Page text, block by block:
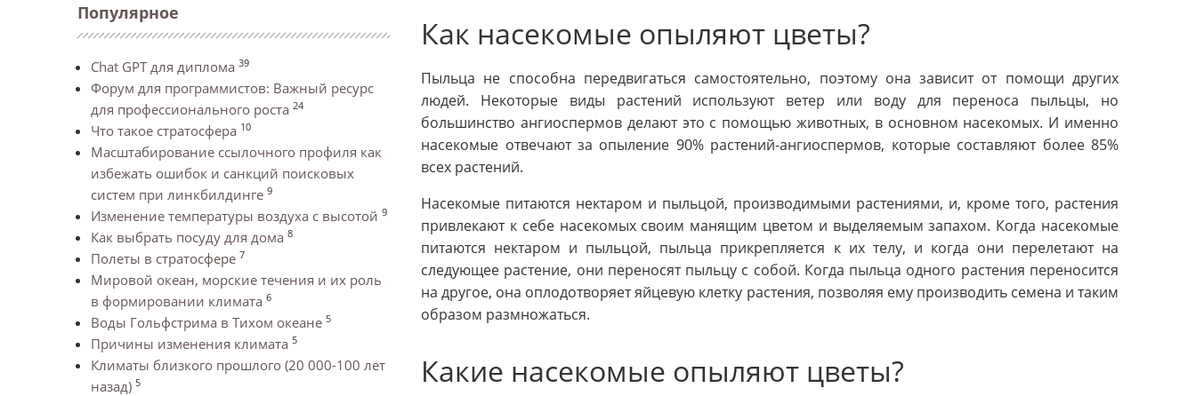
Популярное
Chat GPT для диплома 39
Форум для программистов: Важный ресурс
для профессионального роста 24
Что такое стратосфера 10
Масштабирование ссылочного профиля как
избежать ошибок и санкций поисковых
систем при линкбилдинге 9
Изменение температуры воздуха с высотой 9
Как выбрать посуду для дома 8
Полеты в стратосфере 7
Мировой океан, морские течения и их роль
в формировании климата 6
Воды Гольфстрима в Тихом океане 5
Причины изменения климата 5
Климаты близкого прошлого (20 000-100 лет
назад) 5
Как насекомые опыляют цветы?
Пыльца не способна передвигаться самостоятельно, поэтому она зависит от помощи других
людей. Некоторые виды растений используют ветер или воду для переноса пыльцы, но
большинство ангиоспермов делают это с помощью животных, в основном насекомых. И именно
насекомые отвечают за опыление 90% растений-ангиоспермов, которые составляют более 85%
всех растений.
Насекомые питаются нектаром и пыльцой, производимыми растениями, и, кроме того, растения
привлекают к себе насекомых своим манящим цветом и выделяемым запахом. Когда насекомые
питаются нектаром и пыльцой, пыльца прикрепляется к их телу, и когда они перелетают на
следующее растение, они переносят пыльцу с собой. Когда пыльца одного растения переносится
на другое, она оплодотворяет яйцевую клетку растения, позволяя ему производить семена и таким
образом размножаться.
Какие насекомые опыляют цветы?